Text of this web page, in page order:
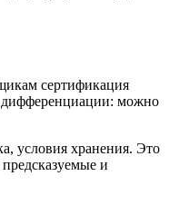
сертификация
дифференциации: можно
условия хранения. Это
и